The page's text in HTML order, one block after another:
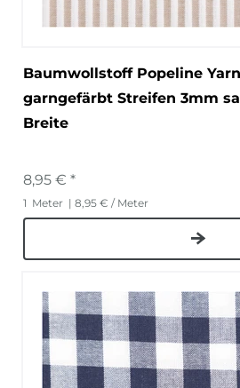
Baumwollstoff Popeline
garngefärbt Streifen 3mm
Breite
8,95 € *
1 Meter | 8,95 € / Meter